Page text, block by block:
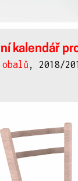
kalendář
, 2018/